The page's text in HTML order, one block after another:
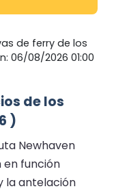
de ferry de los
06/08/2026 01:00
de los
)
Newhaven
en función
la antelación